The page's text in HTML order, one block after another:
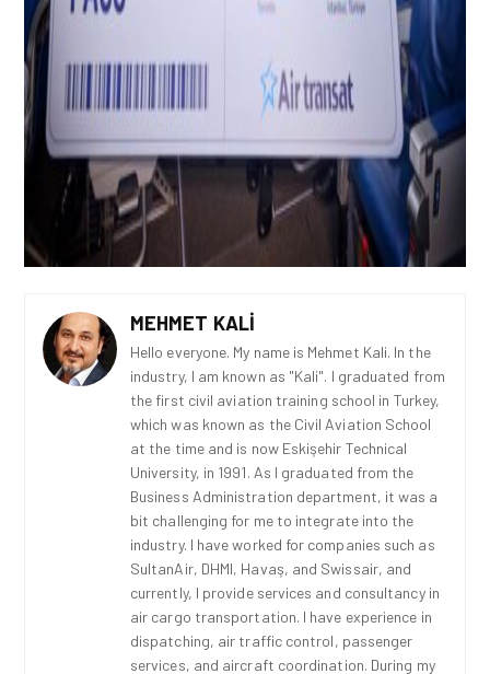
MEHMET KALI
Hello everyone. My name is Mehmet Kali. In the
industry, I am known as "Kali". I graduated from
the first civil aviation training school in Turkey,
which was known as the Civil Aviation School
at the time and is now Eskişehir Technical
University, in 1991. As I graduated from the
Business Administration department, it was a
bit challenging for me to integrate into the
industry. I have worked for companies such as
SultanAir, DHMI, Havaş, and Swissair, and
currently, I provide services and consultancy in
air cargo transportation. I have experience in
dispatching, air traffic control, passenger
services, and aircraft coordination. During my